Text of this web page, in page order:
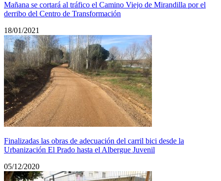
Mañana se cortará al tráfico el Camino Viejo de Mirandilla por el
derribo del Centro de Transformación
18/01/2021
Finalizadas las obras de adecuación del carril bici desde la
Urbanización El Prado hasta el Albergue Juvenil
05/12/2020